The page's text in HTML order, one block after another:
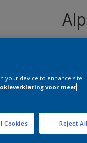
your device to enhance site
voor meer
Reject All
Cookies